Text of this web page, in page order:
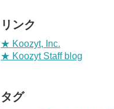
リンク
★ Koozyt, Inc.
★ Koozyt Staff blog
タグ